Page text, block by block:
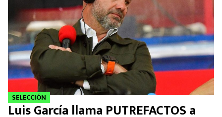
SELECCIÓN
Luis García llama PUTREFACTOS a